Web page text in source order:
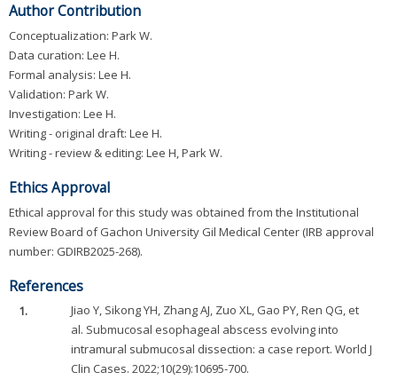
Author Contribution
Conceptualization: Park W.
Data curation: Lee H.
Formal analysis: Lee H.
Validation: Park W.
Investigation: Lee H.
Writing - original draft: Lee H.
Writing - review & editing: Lee H, Park W.
Ethics Approval
Ethical approval for this study was obtained from the Institutional
Review Board of Gachon University Gil Medical Center (IRB approval
number: GDIRB2025-268).
References
1.
Jiao Y, Sikong YH, Zhang AJ, Zuo XL, Gao PY, Ren QG, et
al. Submucosal esophageal abscess evolving into
intramural submucosal dissection: a case report. World J
Clin Cases. 2022;10(29):10695-700.